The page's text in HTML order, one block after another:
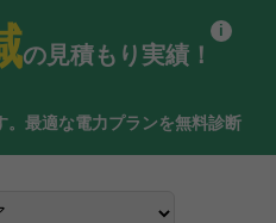
の見積もり実績！
i
最適な電力プランを無料診断